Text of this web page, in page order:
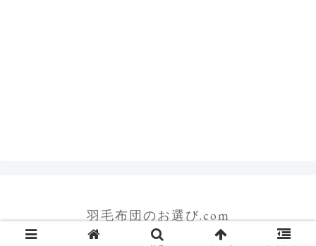
羽毛布団のお選び.com
© 2014-2026 羽毛布団のお選び.com.